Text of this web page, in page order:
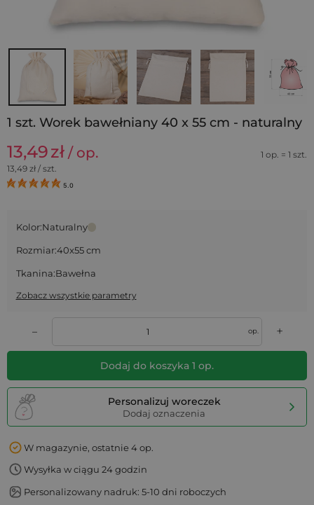
1 szt. Worek bawełniany 40 x 55 cm - naturalny
13,49zł / op.
1 op. = 1 szt.
13,49 zł / szt.
5.0
Kolor:Naturalny
Rozmiar:40x55 cm
Tkanina:Bawełna
Zobacz wszystkie parametry
– op. +
Dodaj do koszyka 1 op.
Personalizuj woreczek
Dodaj oznaczenia
W magazynie, ostatnie 4 op.
Wysyłka w ciągu 24 godzin
Personalizowany nadruk: 5-10 dni roboczych